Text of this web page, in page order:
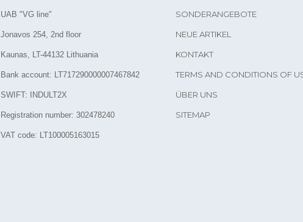
UAB "VG line"
Jonavos 254, 2nd floor
Kaunas, LT-44132 Lithuania
Bank account: LT717290000007467842
SWIFT: INDULT2X
Registration number: 302478240
VAT code: LT100005163015
SONDERANGEBOTE
NEUE ARTIKEL
KONTAKT
TERMS AND CONDITIONS OF
ÜBER UNS
SITEMAP